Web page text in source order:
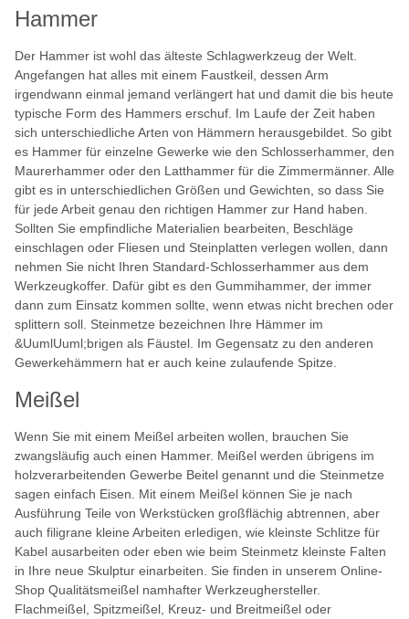
Hammer
Der Hammer ist wohl das älteste Schlagwerkzeug der Welt.
Angefangen hat alles mit einem Faustkeil, dessen Arm
irgendwann einmal jemand verlängert hat und damit die bis heute
typische Form des Hammers erschuf. Im Laufe der Zeit haben
sich unterschiedliche Arten von Hämmern herausgebildet. So gibt
es Hammer für einzelne Gewerke wie den Schlosserhammer, den
Maurerhammer oder den Latthammer für die Zimmermänner. Alle
gibt es in unterschiedlichen Größen und Gewichten, so dass Sie
für jede Arbeit genau den richtigen Hammer zur Hand haben.
Sollten Sie empfindliche Materialien bearbeiten, Beschläge
einschlagen oder Fliesen und Steinplatten verlegen wollen, dann
nehmen Sie nicht Ihren Standard-Schlosserhammer aus dem
Werkzeugkoffer. Dafür gibt es den Gummihammer, der immer
dann zum Einsatz kommen sollte, wenn etwas nicht brechen oder
splittern soll. Steinmetze bezeichnen Ihre Hämmer im
&UumlUuml;brigen als Fäustel. Im Gegensatz zu den anderen
Gewerkehämmern hat er auch keine zulaufende Spitze.
Meißel
Wenn Sie mit einem Meißel arbeiten wollen, brauchen Sie
zwangsläufig auch einen Hammer. Meißel werden übrigens im
holzverarbeitenden Gewerbe Beitel genannt und die Steinmetze
sagen einfach Eisen. Mit einem Meißel können Sie je nach
Ausführung Teile von Werkstücken großflächig abtrennen, aber
auch filigrane kleine Arbeiten erledigen, wie kleinste Schlitze für
Kabel ausarbeiten oder eben wie beim Steinmetz kleinste Falten
in Ihre neue Skulptur einarbeiten. Sie finden in unserem Online-
Shop Qualitätsmeißel namhafter Werkzeughersteller.
Flachmeißel, Spitzmeißel, Kreuz- und Breitmeißel oder